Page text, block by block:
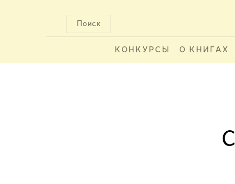
Поиск
КОНКУРСЫ О КНИГАХ